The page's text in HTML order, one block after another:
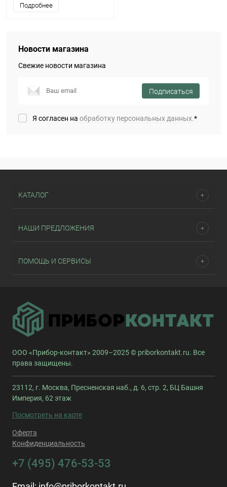
Подробнее
Новости магазина
Свежие новости магазина
Подписаться
Я согласен на обработку персональных данных.*
КАТАЛОГ
НАШИ ПРЕДЛОЖЕНИЯ
ПОМОЩЬ И СЕРВИСЫ
ООО «Прибор-контакт» 2009–2025 © priborkontakt.ru. Все
права защищены.
23112, г. Москва, Пресненская наб., д. 6, стр. 2, БЦ Башня
Империя, 62 этаж
Посмотреть на карте
Оферта
Конфиденциальность
+7 (495) 476-53-53